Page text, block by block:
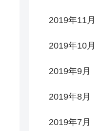
2019年11月
2019年10月
2019年9月
2019年8月
2019年7月